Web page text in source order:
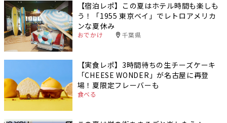
【宿泊レポ】この夏はホテル時間も楽しも
う！「1955 東京ベイ」でレトロアメリカ
ンな夏休み
おでかけ 千葉県
【実食レポ】3時間待ちの生チーズケーキ
「CHEESE WONDER」が名古屋に再登
場！夏限定フレーバーも
食べる